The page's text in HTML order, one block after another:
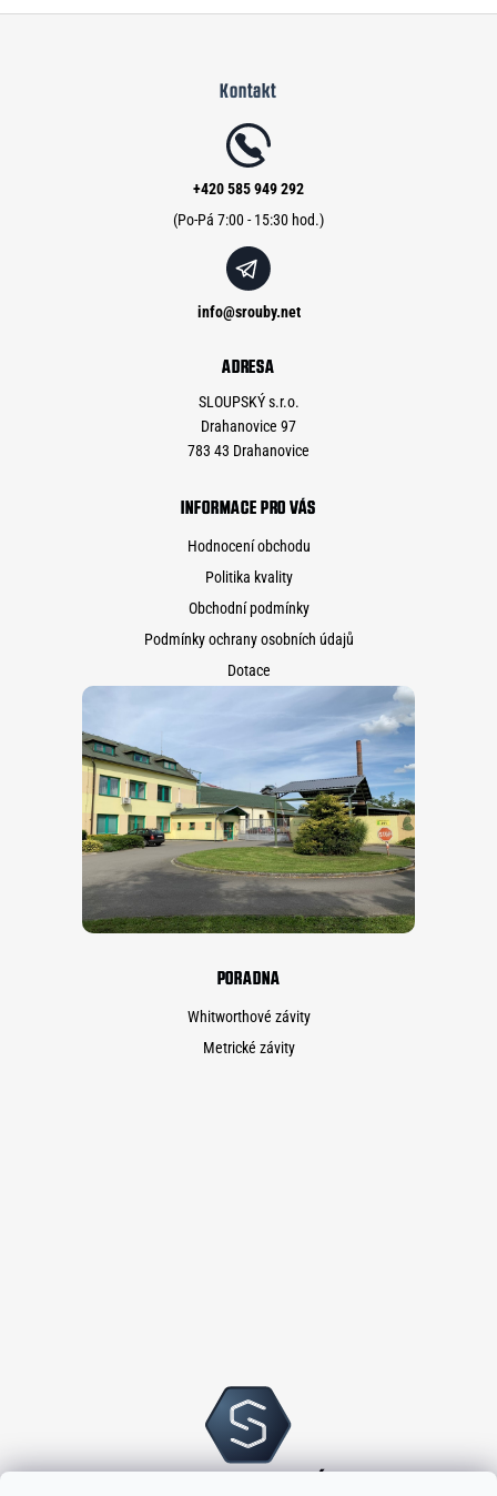
Kontakt
info@srouby.net
+420 585 949 292
ADRESA
SLOUPSKÝ s.r.o.
Drahanovice 97
783 43 Drahanovice
INFORMACE PRO VÁS
Hodnocení obchodu
Politika kvality
Obchodní podmínky
Podmínky ochrany osobních údajů
Dotace
PORADNA
Whitworthové závity
Metrické závity